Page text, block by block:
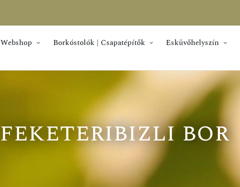
Webshop Borkóstolók | Csapatépítők Esküvőhelyszín
feketeribizli bor